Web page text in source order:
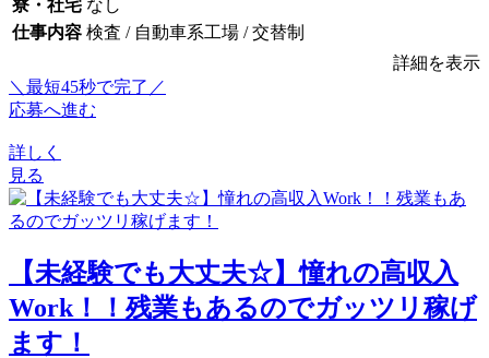
寮・社宅 なし
仕事内容 検査 / 自動車系工場 / 交替制
詳細を表示
＼最短45秒で完了／
応募へ進む
詳しく
見る
【未経験でも大丈夫☆】憧れの高収入
Work！！残業もあるのでガッツリ稼げ
ます！